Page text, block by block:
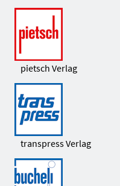
pietsch Verlag
transpress Verlag